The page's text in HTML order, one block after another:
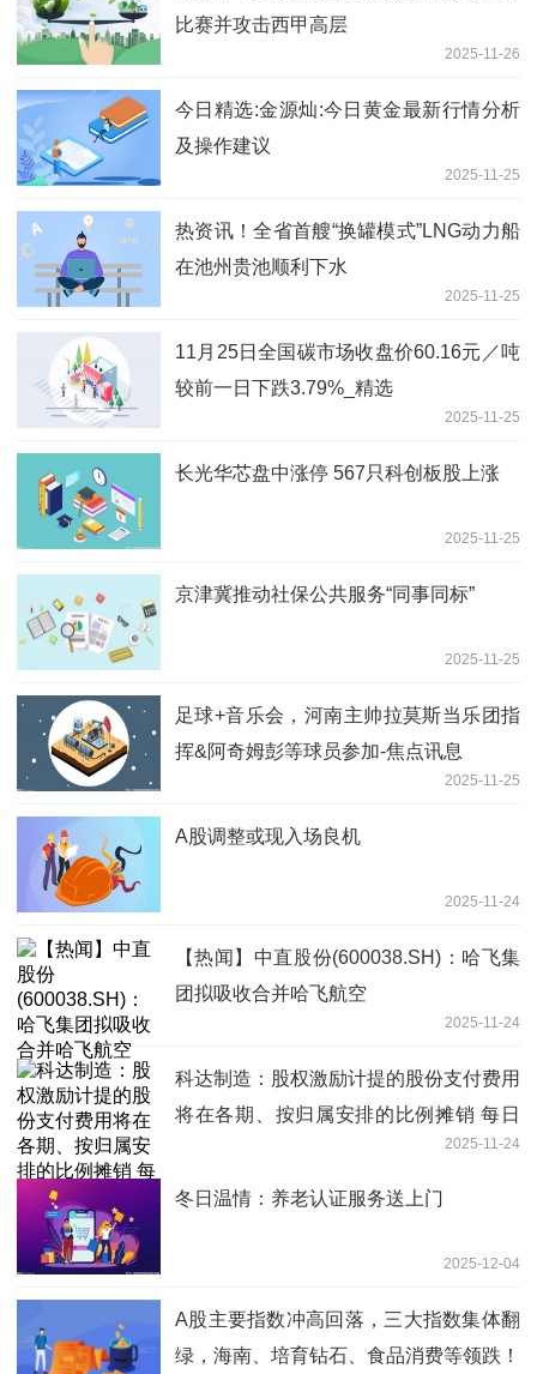
比赛并攻击西甲高层
2025-11-26
今日精选:金源灿:今日黄金最新行情分析
及操作建议
2025-11-25
热资讯！全省首艘“换罐模式”LNG动力船
在池州贵池顺利下水
2025-11-25
11月25日全国碳市场收盘价60.16元／吨
较前一日下跌3.79%_精选
2025-11-25
长光华芯盘中涨停 567只科创板股上涨
2025-11-25
京津冀推动社保公共服务“同事同标”
2025-11-25
足球+音乐会，河南主帅拉莫斯当乐团指
挥&阿奇姆彭等球员参加-焦点讯息
2025-11-25
A股调整或现入场良机
2025-11-24
【热闻】中直股份(600038.SH)：哈飞集
团拟吸收合并哈飞航空
2025-11-24
科达制造：股权激励计提的股份支付费用
将在各期、按归属安排的比例摊销 每日
2025-11-24
冬日温情：养老认证服务送上门
2025-12-04
A股主要指数冲高回落，三大指数集体翻
绿，海南、培育钻石、食品消费等领跌！